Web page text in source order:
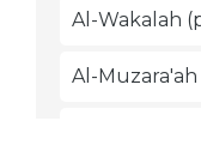
Al-Wakalah
Al-